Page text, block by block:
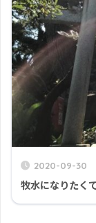
2020-09-30
牧水になりたく